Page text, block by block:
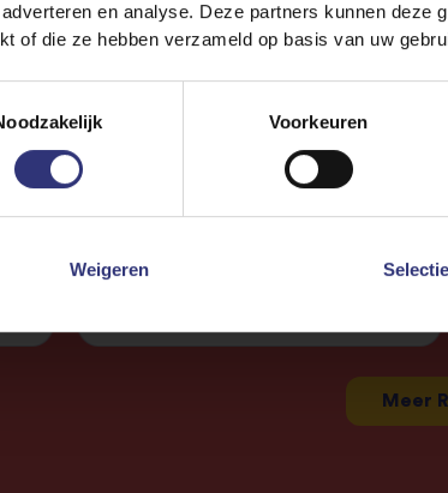
en analyse. Deze partners kunnen deze
of die ze hebben verzameld op basis van uw
Voorkeuren
Weigeren
eend en paddenstoelen
Waarom zou je nog Chinees
afhalen als je met dit snelle,
eenvoudige recept binnen
oosterse smaken op tafel kunt
Meer